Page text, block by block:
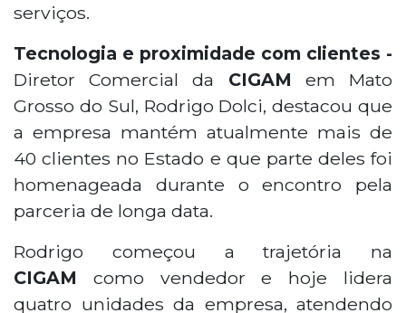
serviços.
Tecnologia e proximidade com clientes -
Diretor Comercial da
CIGAM em Mato
Grosso do Sul, Rodrigo Dolci, destacou que
a empresa mantém atualmente mais de
40 clientes no Estado e que parte deles foi
homenageada durante o encontro pela
parceria de longa data.
Rodrigo começou a trajetória na
CIGAM como vendedor e hoje lidera
quatro unidades da empresa, atendendo